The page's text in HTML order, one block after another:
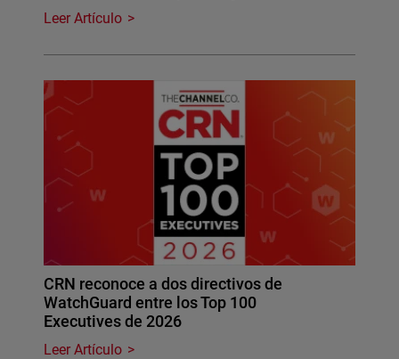
Leer Artículo
CRN reconoce a dos directivos de
WatchGuard entre los Top 100
Executives de 2026
Leer Artículo